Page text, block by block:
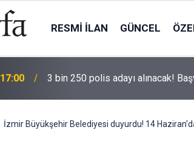
RESMI İLAN GÜNCEL
17:00 3 bin 250 polis adayı alınacak!
İzmir Büyükşehir Belediyesi duyurdu! 14 Haziran'da